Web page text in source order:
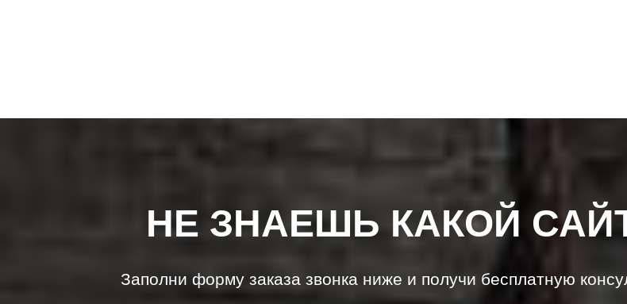
НЕ ЗНАЕШЬ КАКОЙ
Заполни форму заказа звонка ниже и получи бесплатную